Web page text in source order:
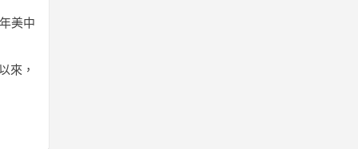
美中
來，